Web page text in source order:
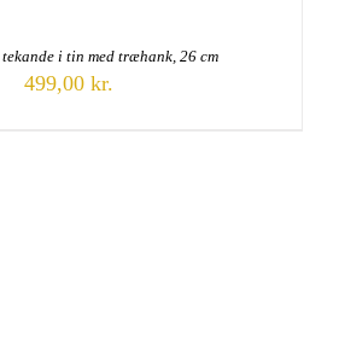
i tin med træhank, 26 cm
499,00 kr.